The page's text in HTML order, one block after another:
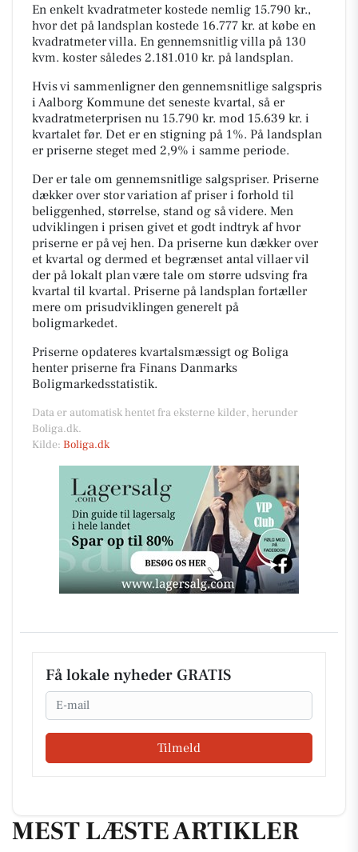
En enkelt kvadratmeter kostede nemlig 15.790 kr.,
hvor det på landsplan kostede 16.777 kr. at købe en
kvadratmeter villa. En gennemsnitlig villa på 130
kvm. koster således 2.181.010 kr. på landsplan.
Hvis vi sammenligner den gennemsnitlige salgspris
i Aalborg Kommune det seneste kvartal, så er
kvadratmeterprisen nu 15.790 kr. mod 15.639 kr. i
kvartalet før. Det er en stigning på 1%. På landsplan
er priserne steget med 2,9% i samme periode.
Der er tale om gennemsnitlige salgspriser. Priserne
dækker over stor variation af priser i forhold til
beliggenhed, størrelse, stand og så videre. Men
udviklingen i prisen givet et godt indtryk af hvor
priserne er på vej hen. Da priserne kun dækker over
et kvartal og dermed et begrænset antal villaer vil
der på lokalt plan være tale om større udsving fra
kvartal til kvartal. Priserne på landsplan fortæller
mere om prisudviklingen generelt på
boligmarkedet.
Priserne opdateres kvartalsmæssigt og Boliga
henter priserne fra Finans Danmarks
Boligmarkedsstatistik.
Data er automatisk hentet fra eksterne kilder, herunder
Boliga.dk.
Kilde: Boliga.dk
Få lokale nyheder GRATIS
Email
Tilmeld
MEST LÆSTE ARTIKLER